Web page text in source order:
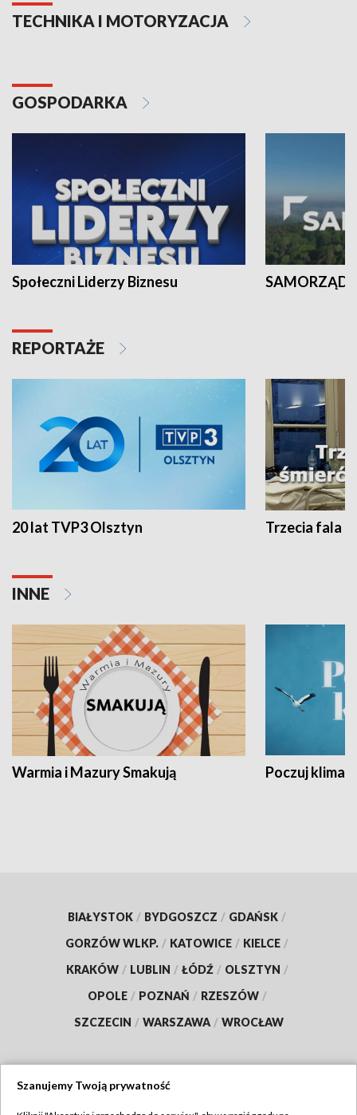
TECHNIKA I MOTORYZACJA
GOSPODARKA
Społeczni Liderzy Biznesu SAMORZĄD
REPORTAŻE
20 lat TVP3 Olsztyn Trzecia fala -
INNE
Warmia i Mazury Smakują Poczuj klimat
BIAŁYSTOK / BYDGOSZCZ / GDAŃSK /
GORZÓW WLKP. / KATOWICE / KIELCE /
KRAKÓW / LUBLIN / ŁÓDŹ / OLSZTYN /
OPOLE / POZNAŃ / RZESZÓW /
SZCZECIN / WARSZAWA / WROCŁAW
Szanujemy Twoją prywatność